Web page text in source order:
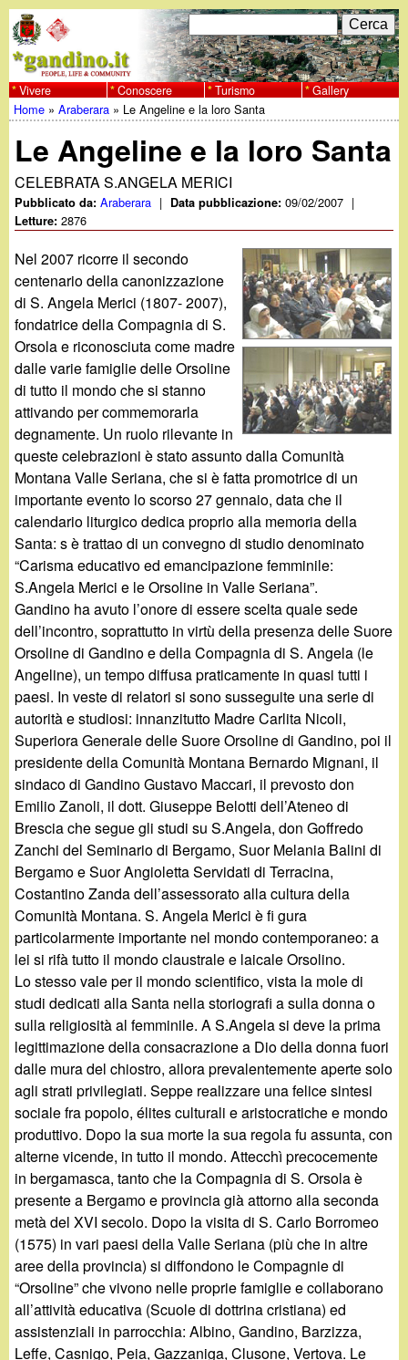
al
contenuto
principale
w
w
w
.
g
a
n
d
i
n
o
.
i
t
F
o
r
m
d
i
r
i
c
e
r
c
a
C
e
r
c
a
Vivere Conoscere Turismo Gallery
Tu
sei
qui
Home »Araberara » Le Angeline e la loro Santa
Le Angeline e la loro Santa
CELEBRATA S.ANGELA MERICI
Pubblicato da:Araberara | Data pubblicazione:09/02/2007 |
Letture:2876
Nel 2007 ricorre il secondo
centenario della canonizzazione
di S. Angela Merici (1807- 2007),
fondatrice della Compagnia di S.
Orsola e riconosciuta come madre
dalle varie famiglie delle Orsoline
di tutto il mondo che si stanno
attivando per commemorarla
degnamente. Un ruolo rilevante in
queste celebrazioni è stato assunto dalla Comunità
Montana Valle Seriana, che si è fatta promotrice di un
importante evento lo scorso 27 gennaio, data che il
calendario liturgico dedica proprio alla memoria della
Santa: s è trattao di un convegno di studio denominato
“Carisma educativo ed emancipazione femminile:
S.Angela Merici e le Orsoline in Valle Seriana”.
Gandino ha avuto l’onore di essere scelta quale sede
dell’incontro, soprattutto in virtù della presenza delle Suore
Orsoline di Gandino e della Compagnia di S. Angela (le
Angeline), un tempo diffusa praticamente in quasi tutti i
paesi. In veste di relatori si sono susseguite una serie di
autorità e studiosi: innanzitutto Madre Carlita Nicoli,
Superiora Generale delle Suore Orsoline di Gandino, poi il
presidente della Comunità Montana Bernardo Mignani, il
sindaco di Gandino Gustavo Maccari, il prevosto don
Emilio Zanoli, il dott. Giuseppe Belotti dell’Ateneo di
Brescia che segue gli studi su S.Angela, don Goffredo
Zanchi del Seminario di Bergamo, Suor Melania Balini di
Bergamo e Suor Angioletta Servidati di Terracina,
Costantino Zanda dell’assessorato alla cultura della
Comunità Montana. S. Angela Merici è fi gura
particolarmente importante nel mondo contemporaneo: a
lei si rifà tutto il mondo claustrale e laicale Orsolino.
Lo stesso vale per il mondo scientifico, vista la mole di
studi dedicati alla Santa nella storiografi a sulla donna o
sulla religiosità al femminile. A S.Angela si deve la prima
legittimazione della consacrazione a Dio della donna fuori
dalle mura del chiostro, allora prevalentemente aperte solo
agli strati privilegiati. Seppe realizzare una felice sintesi
sociale fra popolo, élites culturali e aristocratiche e mondo
produttivo. Dopo la sua morte la sua regola fu assunta, con
alterne vicende, in tutto il mondo. Attecchì precocemente
in bergamasca, tanto che la Compagnia di S. Orsola è
presente a Bergamo e provincia già attorno alla seconda
metà del XVI secolo. Dopo la visita di S. Carlo Borromeo
(1575) in vari paesi della Valle Seriana (più che in altre
aree della provincia) si diffondono le Compagnie di
“Orsoline” che vivono nelle proprie famiglie e collaborano
all’attività educativa (Scuole di dottrina cristiana) ed
assistenziali in parrocchia: Albino, Gandino, Barzizza,
Leffe, Casnigo, Peia, Gazzaniga, Clusone, Vertova. Le